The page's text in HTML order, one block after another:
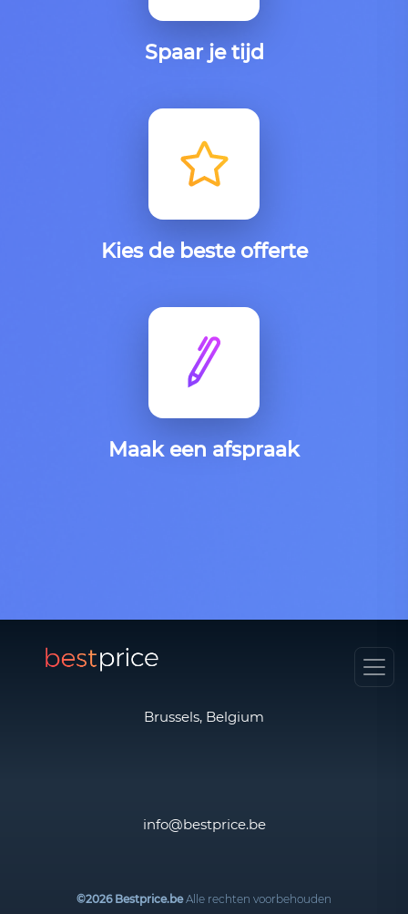
Spaar je tijd
Kies de beste offerte
Maak een afspraak
Brussels, Belgium
info@bestprice.be
©2026 Bestprice.beAlle rechten voorbehouden